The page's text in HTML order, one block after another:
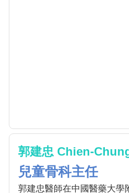
郭建忠 Chien-
兒童骨科主任
郭建忠醫師在中國醫藥大學